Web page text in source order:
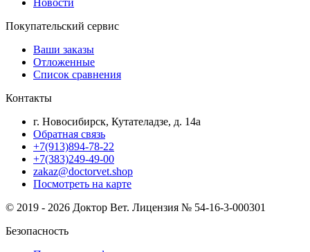
Покупательский сервис
Ваши заказы
Отложенные
Список сравнения
Контакты
г. Новосибирск, Кутателадзе, д. 14а
Обратная связь
+7(913)894-78-22
+7(383)249-49-00
zakaz@doctorvet.shop
Посмотреть на карте
© 2019 - 2026 Доктор Вет. Лицензия № 54-16-3-000301
Безопасность